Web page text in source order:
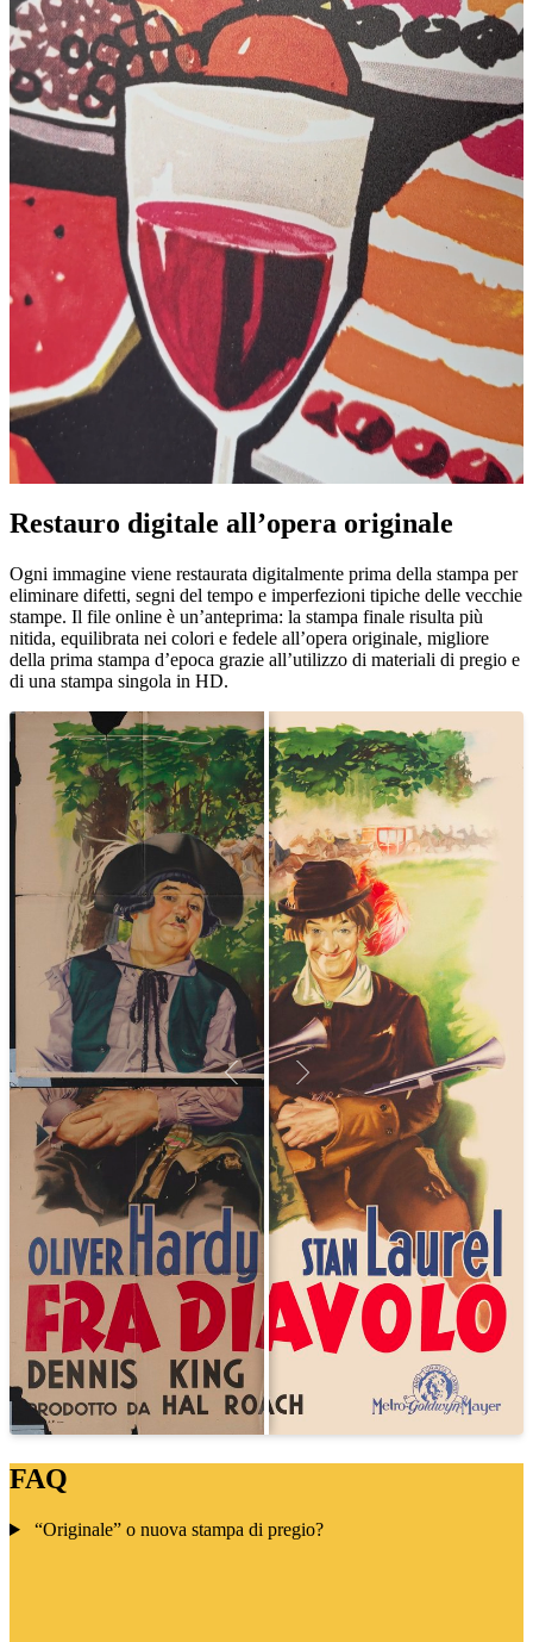
Restauro digitale all’opera originale
Ogni immagine viene restaurata digitalmente prima della stampa per
eliminare difetti, segni del tempo e imperfezioni tipiche delle vecchie
stampe. Il file online è un’anteprima: la stampa finale risulta più
nitida, equilibrata nei colori e fedele all’opera originale, migliore
della prima stampa d’epoca grazie all’utilizzo di materiali di pregio e
di una stampa singola in HD.
FAQ
“Originale” o nuova stampa di pregio?